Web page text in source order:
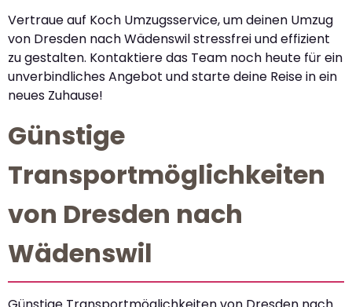
Vertraue auf Koch Umzugsservice, um deinen Umzug
von Dresden nach Wädenswil stressfrei und effizient
zu gestalten. Kontaktiere das Team noch heute für ein
unverbindliches Angebot und starte deine Reise in ein
neues Zuhause!
Günstige
Transportmöglichkeiten
von Dresden nach
Wädenswil